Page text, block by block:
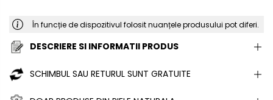
În funcție de dispozitivul folosit nuanțele produsului pot diferi.
DESCRIERE SI INFORMATII PRODUS
SCHIMBUL SAU RETURUL SUNT GRATUITE